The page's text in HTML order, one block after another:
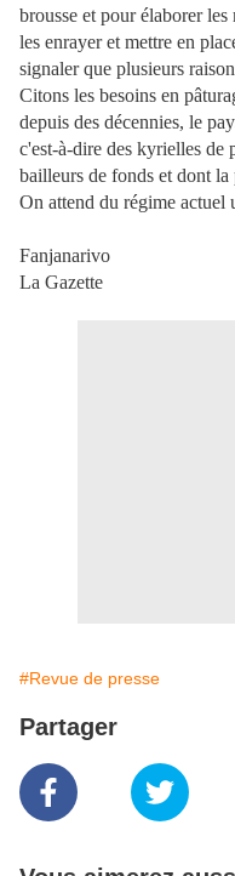
brousse et pour élaborer
les enrayer et mettre en
signaler que plusieurs
Citons les besoins en
depuis des décennies, le
c'est-à-dire des kyrielles de
bailleurs de fonds et dont la
On attend du régime actuel
Fanjanarivo
La Gazette
#Revue de presse
Partager